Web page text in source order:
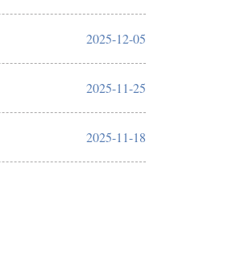
2025-12-05
2025-11-25
2025-11-18